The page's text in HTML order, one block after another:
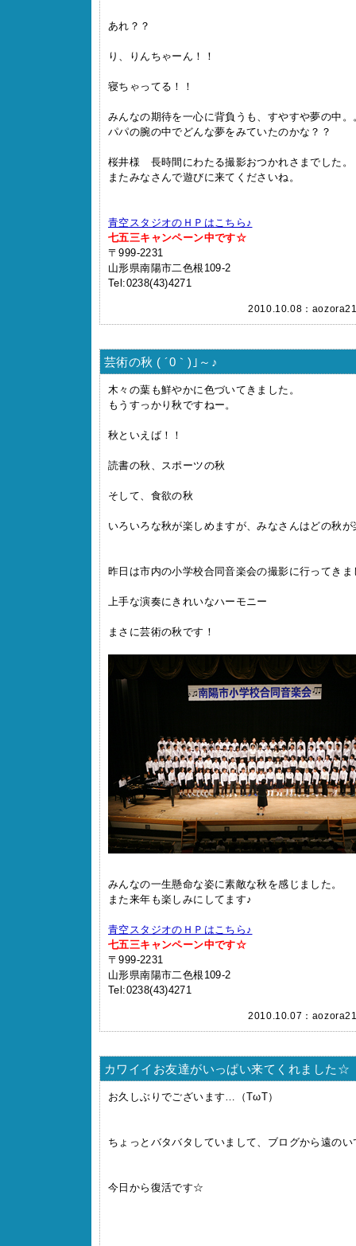
あれ？？
り、りんちゃーん！！
寝ちゃってる！！
みんなの期待を一心に背負うも、すやすや夢の中。
パパの腕の中でどんな夢をみていたのかな？？
桜井様 長時間にわたる撮影おつかれさまでした。
またみなさんで遊びに来てくださいね。
青空スタジオのＨＰはこちら♪
七五三キャンペーン中です☆
〒999-2231
山形県南陽市二色根109-2
Tel:0238(43)4271
2010.10.08：
芸術の秋 ( ´0｀)｣～♪
木々の葉も鮮やかに色づいてきました。
もうすっかり秋ですねー。
秋といえば！！
読書の秋、スポーツの秋
そして、食欲の秋
いろいろな秋が楽しめますが、みなさんはどの秋
昨日は市内の小学校合同音楽会の撮影に行ってきま
上手な演奏にきれいなハーモニー
まさに芸術の秋です！
みんなの一生懸命な姿に素敵な秋を感じました。
また来年も楽しみにしてます♪
青空スタジオのＨＰはこちら♪
七五三キャンペーン中です☆
〒999-2231
山形県南陽市二色根109-2
Tel:0238(43)4271
2010.10.07：
カワイイお友達がいっぱい来てくれました☆
お久しぶりでございます…（TωT）
ちょっとバタバタしていまして、ブログから遠の
今日から復活です☆